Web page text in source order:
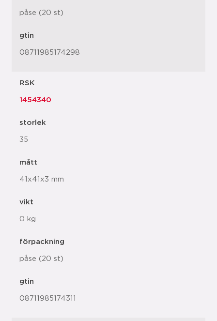
påse (20 st)
gtin
08711985174298
RSK
1454340
storlek
35
mått
41x41x3 mm
vikt
0 kg
förpackning
påse (20 st)
gtin
08711985174311